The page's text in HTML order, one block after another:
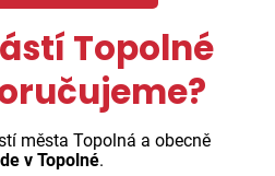
Topolné
města Topolná a obecně
v Topolné.